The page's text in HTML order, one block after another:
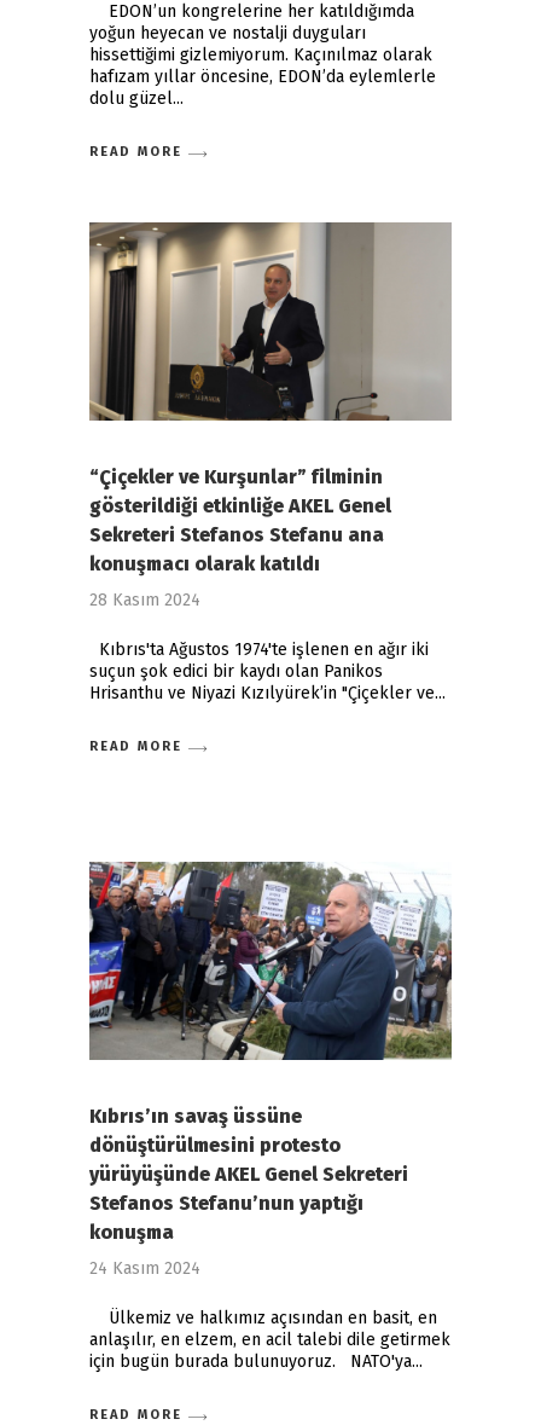
EDON’un kongrelerine her katıldığımda
yoğun heyecan ve nostalji duyguları
hissettiğimi gizlemiyorum. Kaçınılmaz olarak
hafızam yıllar öncesine, EDON’da eylemlerle
dolu güzel
READ MORE
“Çiçekler ve Kurşunlar” filminin
gösterildiği etkinliğe AKEL Genel
Sekreteri Stefanos Stefanu ana
konuşmacı olarak katıldı
28 Kasım 2024
Kıbrıs'ta Ağustos 1974'te işlenen en ağır iki
suçun şok edici bir kaydı olan Panikos
Hrisanthu ve Niyazi Kızılyürek’in "Çiçekler ve
READ MORE
Kıbrıs’ın savaş üssüne
dönüştürülmesini protesto
yürüyüşünde AKEL Genel Sekreteri
Stefanos Stefanu’nun yaptığı
konuşma
24 Kasım 2024
Ülkemiz ve halkımız açısından en basit, en
anlaşılır, en elzem, en acil talebi dile getirmek
için bugün burada bulunuyoruz. NATO'ya
READ MORE